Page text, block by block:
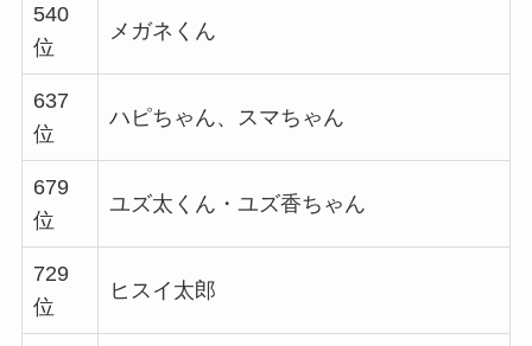
540
位
メガネくん
637
位
ハピちゃん、スマちゃん
679
位
ユズ太くん・ユズ香ちゃん
729
位
ヒスイ太郎